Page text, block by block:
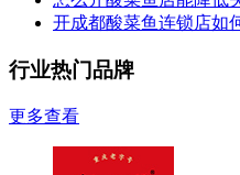
开成都酸菜鱼连锁店如
行业热门品牌
更多查看